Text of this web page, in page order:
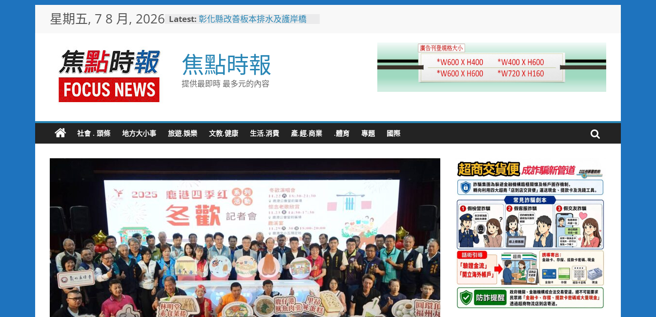
星期五, 7 8 月, 2026 Latest: 彰化縣改善板本排水及護岸橋
少子化時代的地方解方！彰化市
未婚聯誼6年促成10對佳偶
彰化縣長參選人魏平政率議員團
隊攜手造勢 盼翻轉彰化打造新
焦點時報
提供最即時 最多元的內容
社會 . 頭條 地方大小事 旅遊.娛樂 文教.健康 生活.消費 產.經.商業 .體育 專題 國際